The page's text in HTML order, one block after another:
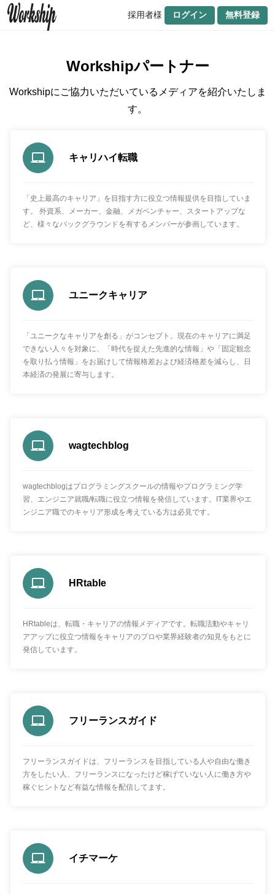
採用者様 ログイン 無料登録
Workshipパートナー
Workshipにご協力いただいているメディアを紹介いたしま
す。
キャリハイ転職
「史上最高のキャリア」を目指す方に役立つ情報提供を目指していま
す。 外資系、メーカー、金融、メガベンチャー、スタートアップな
ど、様々なバックグラウンドを有するメンバーが参画しています。
ユニークキャリア
「ユニークなキャリアを創る」がコンセプト。現在のキャリアに満足
できない人々を対象に、「時代を捉えた先進的な情報」や「固定観念
を取り払う情報」をお届けして情報格差および経済格差を減らし、日
本経済の発展に寄与します。
wagtechblog
wagtechblogはプログラミングスクールの情報やプログラミング学
習、エンジニア就職/転職に役立つ情報を発信しています。IT業界やエ
ンジニア職でのキャリア形成を考えている方は必見です。
HRtable
HRtableは、転職・キャリアの情報メディアです。転職活動やキャリ
アアップに役立つ情報をキャリアのプロや業界経験者の知見をもとに
発信しています。
フリーランスガイド
フリーランスガイドは、フリーランスを目指している人や自由な働き
方をしたい人、フリーランスになったけど稼げていない人に働き方や
稼ぐヒントなど有益な情報を配信してます。
イチマーケ